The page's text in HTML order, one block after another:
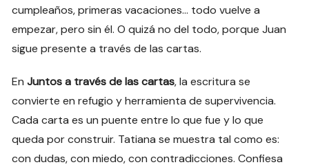
cumpleaños, primeras vacaciones… todo vuelve a
empezar, pero sin él. O quizá no del todo, porque Juan
sigue presente a través de las cartas.
EnJuntos a través de las cartas, la escritura se
convierte en refugio y herramienta de supervivencia.
Cada carta es un puente entre lo que fue y lo que
queda por construir. Tatiana se muestra tal como es:
con dudas, con miedo, con contradicciones. Confiesa